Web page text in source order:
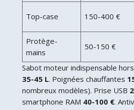
Top-case 150-400 €
Protège-
mains
50-150 €
Sabot moteur indispensable
35-45 L. Poignées chauffantes
nombreux modèles). Prise USB
smartphone RAM 40-100 €.